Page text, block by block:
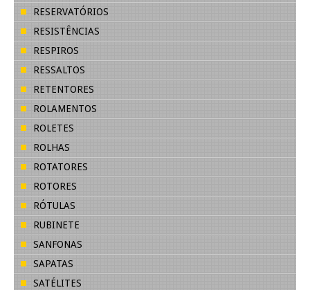
RESERVATÓRIOS
RESISTÊNCIAS
RESPIROS
RESSALTOS
RETENTORES
ROLAMENTOS
ROLETES
ROLHAS
ROTATORES
ROTORES
RÓTULAS
RUBINETE
SANFONAS
SAPATAS
SATÉLITES